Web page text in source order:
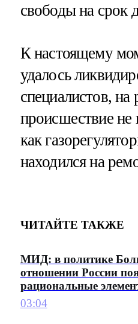
свободы на срок
К настоящему
удалось
специалистов,
происшествие не
как
находился на
ЧИТАЙТЕ ТАКЖЕ
МИД: в политике
отношении России
рациональные
03:04